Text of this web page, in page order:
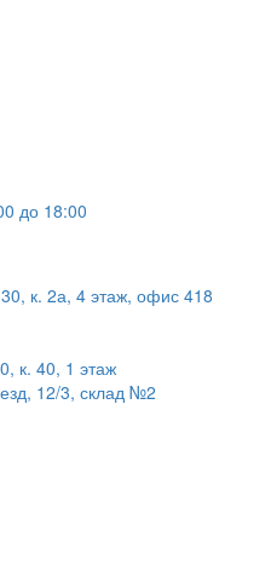
до 18:00
к. 2а, 4 этаж, офис 418
к. 40, 1 этаж
12/3, ​склад №2